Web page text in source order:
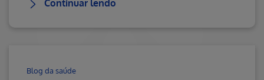
Continuar lendo
Blog da saúde